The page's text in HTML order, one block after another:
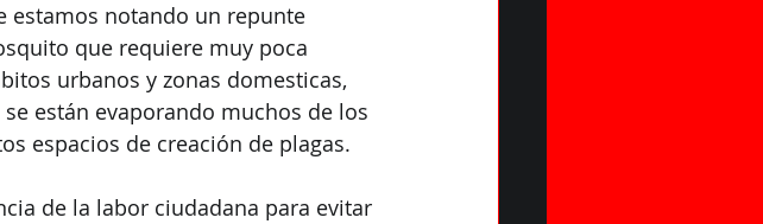
estamos notando un repunte
que requiere muy poca
urbanos y zonas domesticas,
están evaporando muchos de los
espacios de creación de plagas.
de la labor ciudadana para evitar